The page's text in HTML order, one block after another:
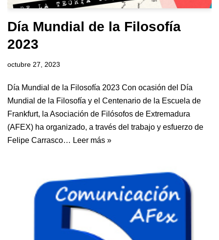
Día Mundial de la Filosofía
2023
octubre 27, 2023
Día Mundial de la Filosofía 2023 Con ocasión del Día
Mundial de la Filosofía y el Centenario de la Escuela de
Frankfurt, la Asociación de Filósofos de Extremadura
(AFEX) ha organizado, a través del trabajo y esfuerzo de
Felipe Carrasco… Leer más »